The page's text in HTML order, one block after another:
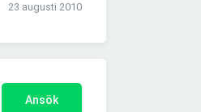
23 augusti 2010
Ansök